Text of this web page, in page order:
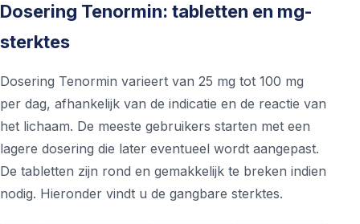
Dosering Tenormin: tabletten en mg-
sterktes
Dosering Tenormin varieert van 25 mg tot 100 mg
per dag, afhankelijk van de indicatie en de reactie van
het lichaam. De meeste gebruikers starten met een
lagere dosering die later eventueel wordt aangepast.
De tabletten zijn rond en gemakkelijk te breken indien
nodig. Hieronder vindt u de gangbare sterktes.